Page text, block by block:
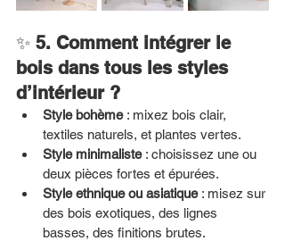
✨ 5. Comment intégrer le
bois dans tous les styles
d’intérieur ?
Style bohème : mixez bois clair,
textiles naturels, et plantes vertes.
Style minimaliste : choisissez une ou
deux pièces fortes et épurées.
Style ethnique ou asiatique : misez sur
des bois exotiques, des lignes
basses, des finitions brutes.